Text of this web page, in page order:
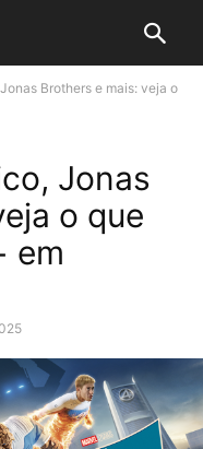
Brothers e mais: veja o
Jonas
o que
em